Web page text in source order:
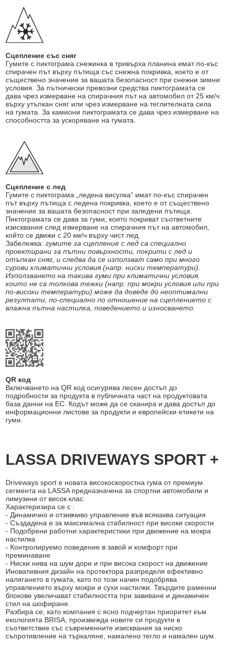
Сцепление със сняг
Гумите с пиктограма снежинка в тривърха планина имат по-къс
спирачен път върху пътища със снежна покривка, което е от
съществено значение за вашата безопасност при снежни зимни
условия. За пътнически превозни средства пиктограмата се
дава чрез измерване на спирачния път на автомобил от 25 км/ч
върху утъпкан сняг или чрез измерване на теглителната сила
на гумата. За камиони пиктограмата се дава чрез измерване на
способността за ускоряване на гумата.
Сцепление с лед
Гумите с пиктограма „ледена висулка“ имат по-къс спирачен
път върху пътища с ледена покривка, което е от съществено
значение за вашата безопасност при заледени пътища.
Пиктограмата се дава за гуми, които покриват съответните
изисквания след измерване на спирачния път на автомобил,
който се движи с 20 км/ч върху чист лед.
Забележка:гумите за сцепление с лед са специално
проектирани за пътни повърхности, покрити с лед и
отъпкан сняг, и следва да се използват само при много
сурови климатични условия (напр. ниски температури).
Използването на такива гуми при климатични условия,
които не са толкова тежки (напр. при мокри условия или при
по-високи температури) може да доведе до неоптимални
резултати, по-специално по отношение на сцеплението с
влажна пътна настилка, поведението и износването.
QR код
Включването на QR код осигурява лесен достъп до
подробности за продукта в публичната част на продуктовата
база данни на ЕС. Кодът може да се сканира и дава достъп до
информационни листове за продукти и европейски етикети на
гуми.
LASSA DRIVEWAYS SPORT +
Driveways sport е новата високоскоростна гума от премиум
сегмента на LASSA предназначена за спортни автомобили и
лимузини от висок клас.
Характеризира се с :
- Динамично и отзивчиво управление във всякаква ситуация
- Създадена е за максимална стабилност при високи скорости
- Подобрени работни характеристики при движение на мокра
настилка
- Контролируемо поведение в завой и комфорт при
преминаване
- Ниски нива на шум дори и при висока скорост на движение
Иновативния дизайн на протектора разпределя ефективно
налягането в гумата, като по този начин подобрява
управлението върху мокри и сухи настилки. Твърдите раменни
блокове увеличават стабилността при завиване и динамичен
стил на шофиране.
Разбира се, като компания с ясно подчертан приоритет към
екологията BRISA, произвежда новите си продукти в
съответствие със съвременните изисквания за ниско
съпротивление на търкаляне, намалено тегло и намален шум.